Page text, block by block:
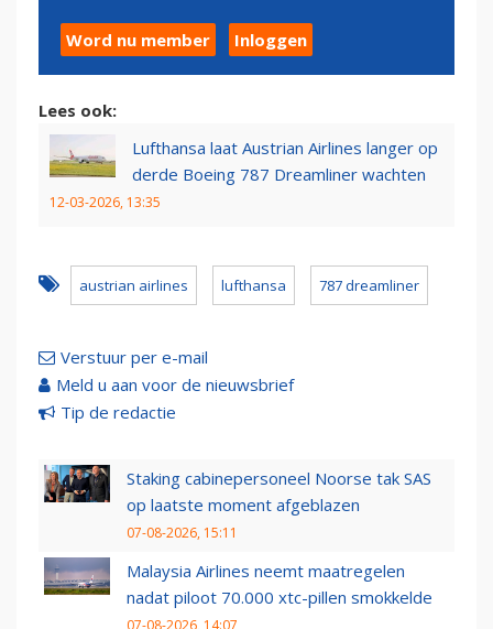
Word nu member Inloggen
Lees ook:
Lufthansa laat Austrian Airlines langer op
derde Boeing 787 Dreamliner wachten
12-03-2026, 13:35
austrian airlines lufthansa 787 dreamliner
Verstuur per e-mail
Meld u aan voor de nieuwsbrief
Tip de redactie
Staking cabinepersoneel Noorse tak SAS
op laatste moment afgeblazen
07-08-2026, 15:11
Malaysia Airlines neemt maatregelen
nadat piloot 70.000 xtc-pillen smokkelde